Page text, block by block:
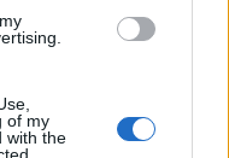
of my
with the
e Apprendimento